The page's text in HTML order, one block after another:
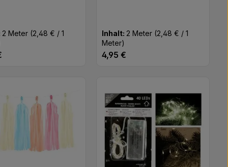
oder benutze die Schaltflächen um
gewünschten Wert ein oder
2 Meter (2,48 € / 1
Preis:
Inhalt: 2 Meter (2,48 € / 1
Meter)
Regulärer Preis:
4,95 €